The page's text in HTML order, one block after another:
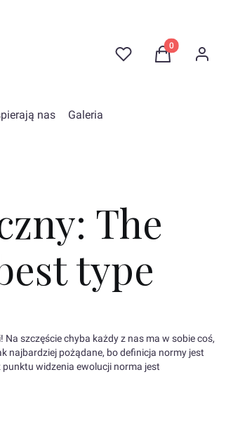
UlubioneProdukty w
Koszyk Zaloguj
nas Galeria
The
type
szczęście chyba każdy z nas ma w sobie coś,
najbardziej pożądane, bo definicja normy jest
widzenia ewolucji norma jest